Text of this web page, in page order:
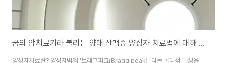
꿈의 암치료기라 불리는 양대 산맥중 양성자 치료법에 대해 알아보자
양성자치료란? 양성자빔의 '브래그피크(Bragg peak) '라는 물리적 특성을